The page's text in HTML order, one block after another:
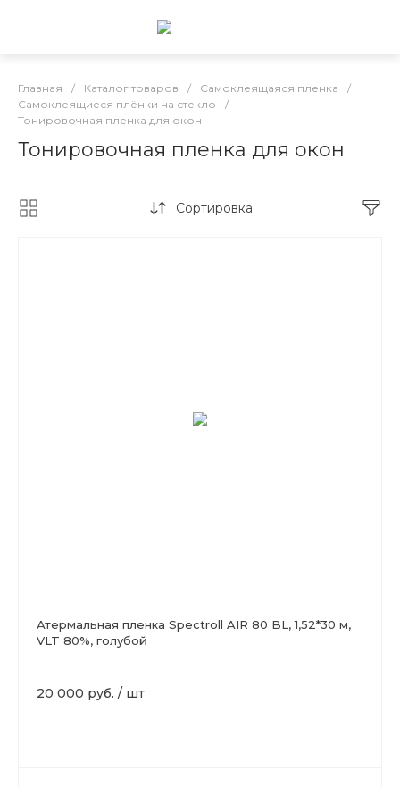
Главная / Каталог товаров / Самоклеящаяся пленка
/
Самоклеящиеся плёнки на стекло
/
Тонировочная пленка для окон
Тонировочная пленка для окон
Сортировка
Атермальная пленка Spectroll AIR 80 BL, 1,52*30 м,
VLT 80%, голубой
20 000 руб. / шт